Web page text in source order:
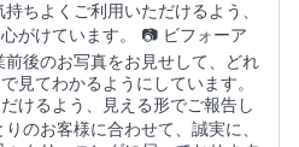
ちよくご利用いただけるよう、
がけています。 📷 ビフォーア
後のお写真をお見せして、どれ
見てわかるようにしています。
けるよう、見える形でご報告し
お客様に合わせて、誠実に、